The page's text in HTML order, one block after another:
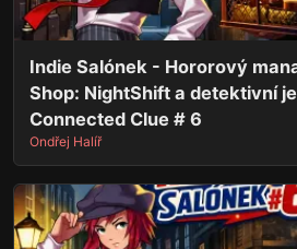
Indie Salónek - Hororový
Shop: NightShift a detektivní
Connected Clue # 6
Ondřej Halíř